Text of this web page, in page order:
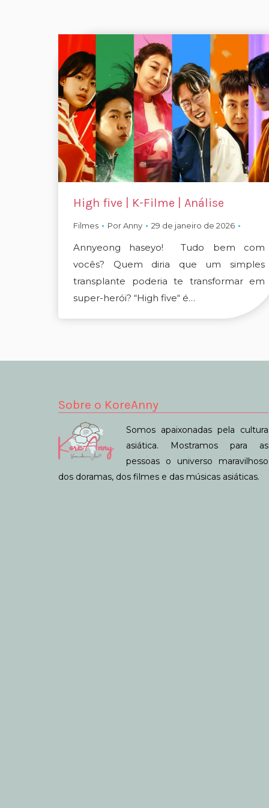
High five | K-Filme | Análise
Filmes PorAnny 29 de janeiro de 2026
Annyeong haseyo! Tudo bem com
vocês? Quem diria que um simples
transplante poderia te transformar em
super-herói? “High five“ é…
Sobre o KoreAnny
Somos apaixonadas pela cultura
asiática. Mostramos para as
pessoas o universo maravilhoso
dos doramas, dos filmes e das músicas asiáticas.